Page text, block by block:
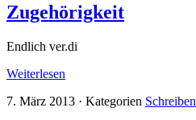
Zugehörigkeit
Endlich ver.di
Weiterlesen
7. März 2013 · Kategorien Schreiben